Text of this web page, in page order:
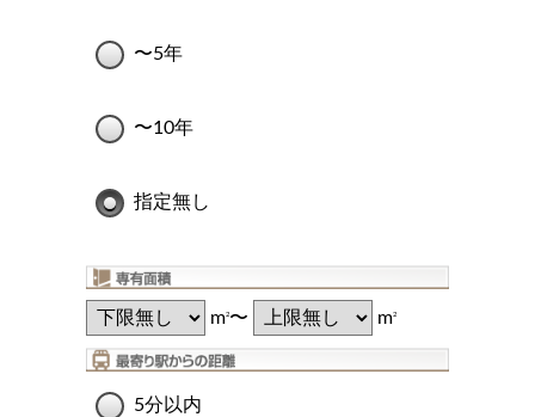
〜5年
〜10年
指定無し
m2〜 m2
5分以内